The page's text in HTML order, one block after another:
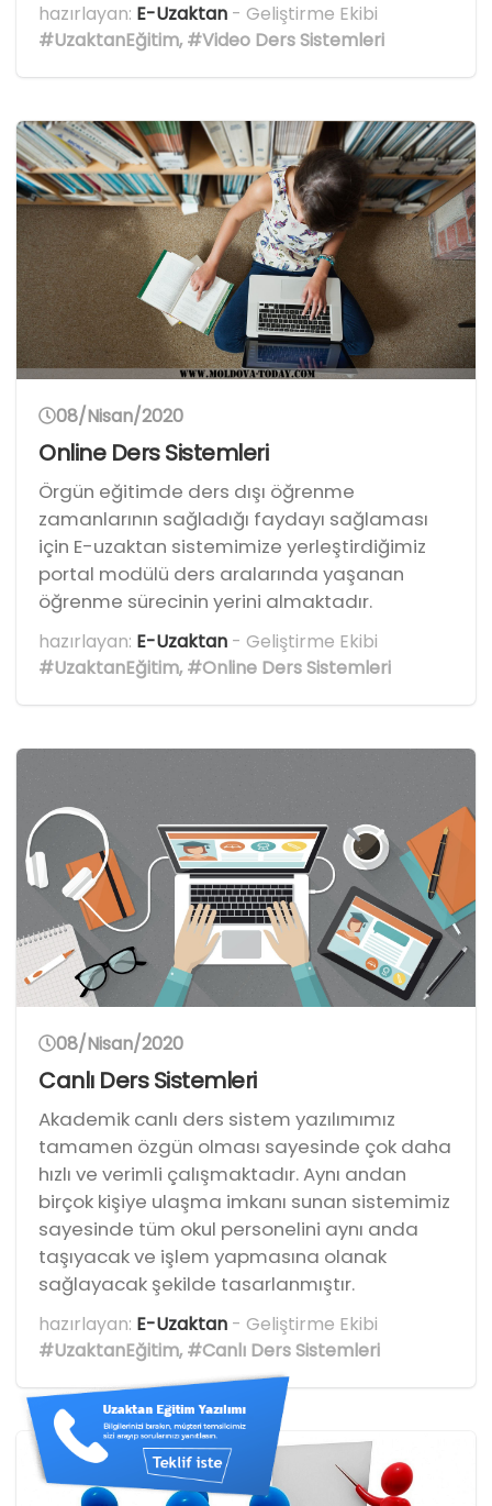
hazırlayan: E-Uzaktan - Geliştirme Ekibi
#UzaktanEğitim,#Video Ders Sistemleri
08/Nisan/2020
Online Ders Sistemleri
Örgün eğitimde ders dışı öğrenme
zamanlarının sağladığı faydayı sağlaması
için E-uzaktan sistemimize yerleştirdiğimiz
portal modülü ders aralarında yaşanan
öğrenme sürecinin yerini almaktadır.
hazırlayan: E-Uzaktan - Geliştirme Ekibi
#UzaktanEğitim,#Online Ders Sistemleri
08/Nisan/2020
Canlı Ders Sistemleri
Akademik canlı ders sistem yazılımımız
tamamen özgün olması sayesinde çok daha
hızlı ve verimli çalışmaktadır. Aynı andan
birçok kişiye ulaşma imkanı sunan sistemimiz
sayesinde tüm okul personelini aynı anda
taşıyacak ve işlem yapmasına olanak
sağlayacak şekilde tasarlanmıştır.
hazırlayan: E-Uzaktan - Geliştirme Ekibi
#UzaktanEğitim,#Canlı Ders Sistemleri